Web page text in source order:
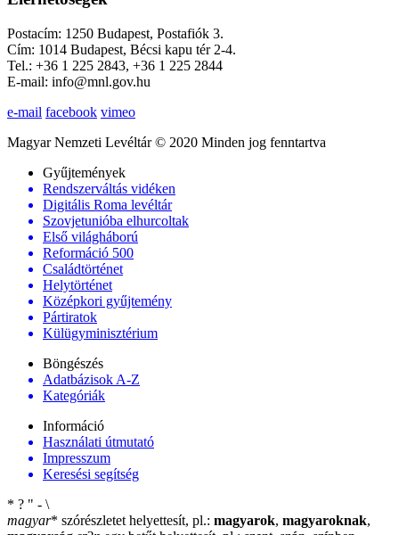
Postacím: 1250 Budapest, Postafiók 3.
Cím: 1014 Budapest, Bécsi kapu tér 2-4.
Tel.: +36 1 225 2843, +36 1 225 2844
E-mail: info@mnl.gov.hu
e-mail facebook vimeo
Magyar Nemzeti Levéltár © 2020 Minden jog fenntartva
Gyűjtemények
Rendszerváltás vidéken
Digitális Roma levéltár
Szovjetunióba elhurcoltak
Első világháború
Reformáció 500
Családtörténet
Helytörténet
Középkori gyűjtemény
Pártiratok
Külügyminisztérium
Böngészés
Adatbázisok A-Z
Kategóriák
Információ
Használati útmutató
Impresszum
Keresési segítség
* ? " - \
magyar* szórészletet helyettesít, pl.: magyarok, magyaroknak,